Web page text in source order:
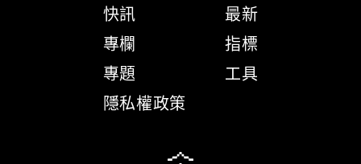
快訊
專欄
專題
隱私權政策
最新
指標
工具